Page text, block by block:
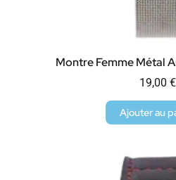
Montre Femme Métal
19,00 €
Ajouter au